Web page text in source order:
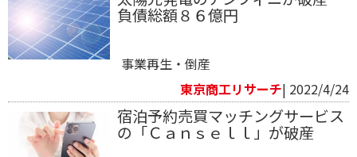
負債総額８６億円
事業再生・倒産
東京商工リサーチ| 2022/4/24
宿泊予約売買マッチングサービス
の「Ｃａｎｓｅｌｌ」が破産